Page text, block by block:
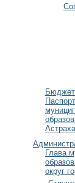
Паспорт
Глава
округ